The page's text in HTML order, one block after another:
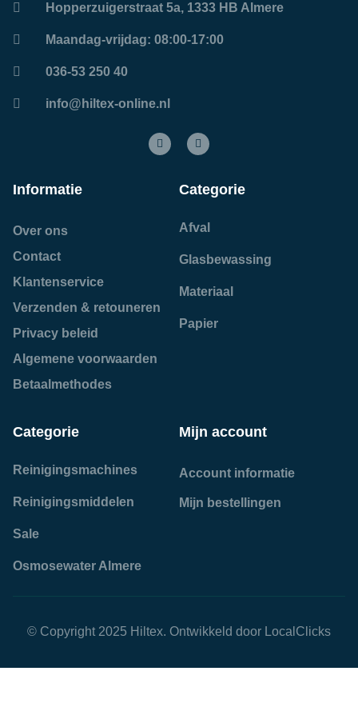
Hopperzuigerstraat 5a, 1333 HB Almere
Maandag-vrijdag: 08:00-17:00
036-53 250 40
info@hiltex-online.nl
Informatie
Over ons
Contact
Klantenservice
Verzenden & retouneren
Privacy beleid
Algemene voorwaarden
Betaalmethodes
Categorie
Afval
Glasbewassing
Materiaal
Papier
Categorie
Reinigingsmachines
Reinigingsmiddelen
Sale
Osmosewater Almere
Mijn account
Account informatie
Mijn bestellingen
© Copyright 2025 Hiltex. Ontwikkeld door LocalClicks